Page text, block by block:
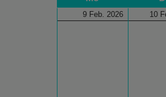
9 Feb. 2026 10